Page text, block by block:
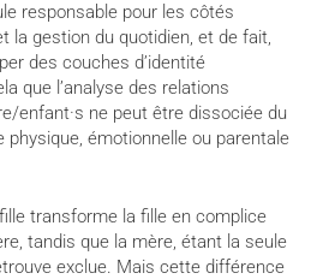
responsable pour les côtés
la gestion du quotidien, et de fait,
des couches d’identité
que l’analyse des relations
enfant·s ne peut être dissociée du
physique, émotionnelle ou parentale
transforme la fille en complice
tandis que la mère, étant la seule
exclue. Mais cette différence